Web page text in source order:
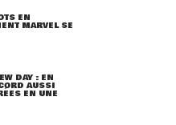
EN
MARVEL SE
DAY : EN
AUSSI
EN UNE